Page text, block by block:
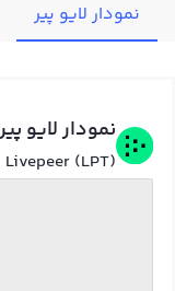
نمودار لایو پیر
نمودار لایو پیر
Livepeer (LPT)